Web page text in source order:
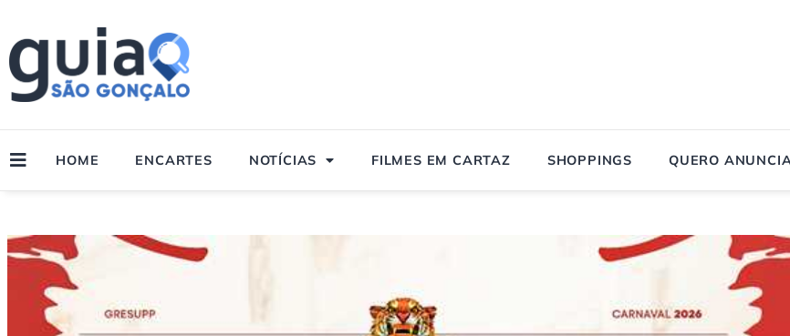
para
conteúdo
HOME ENCARTES NOTÍCIAS FILMES EM CARTAZ SHOPPINGS QUERO